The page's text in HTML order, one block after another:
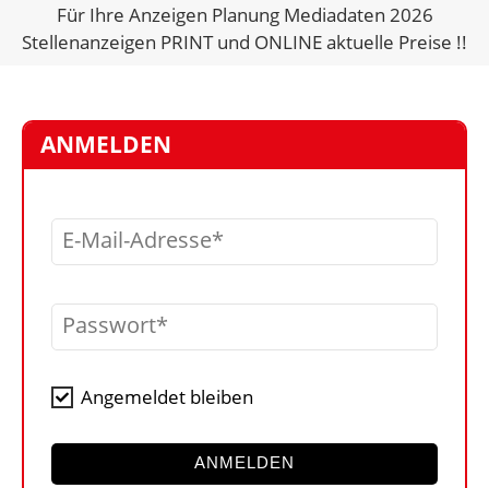
BRANCHENLINKS
VERMIETER
VIDEOS
BIBLIOTHEK
KRAN & BÜHNE
KONTAKT
Für Ihre Anzeigen Planung Mediadaten 2026
Stellenanzeigen PRINT und ONLINE aktuelle Preise !!
ANMELDEN
E-Mail-Adresse
Passwort
Angemeldet bleiben
ANMELDEN